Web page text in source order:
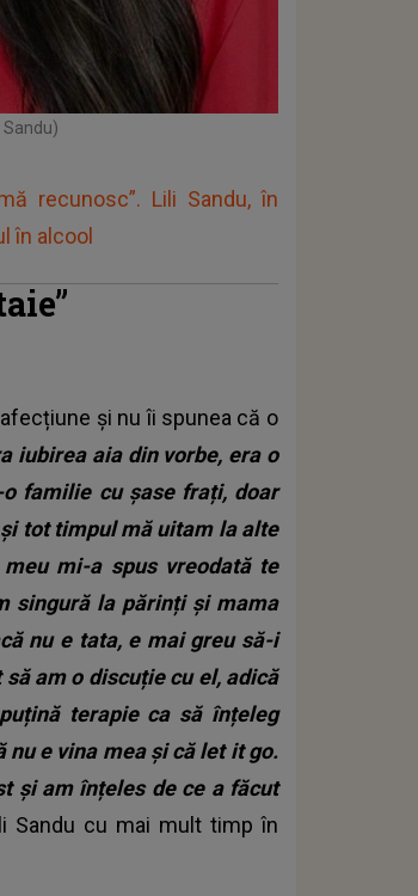
recunosc”. Lili Sandu, în
în alcool
și nu îi spunea că o
iubirea aia din vorbe, era o
familie cu șase frați, doar
tot timpul mă uitam la alte
mi-a spus vreodată te
singură la părinți și mama
nu e tata, e mai greu să-i
am o discuție cu el, adică
terapie ca să înțeleg
e vina mea și că let it go.
și am înțeles de ce a făcut
Sandu cu mai mult timp în